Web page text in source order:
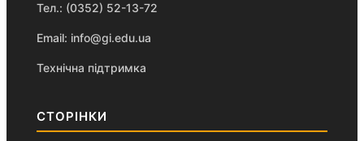
Тел.: (0352) 52-13-72
Email: info@gi.edu.ua
Технічна підтримка
СТОРІНКИ